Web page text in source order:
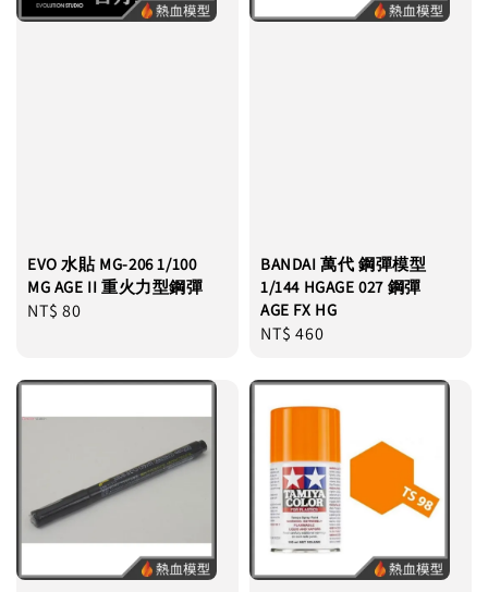
EVO 水貼 MG-206 1/100
MG AGE II 重火力型鋼彈
Regular
NT$ 80
BANDAI 萬代 鋼彈模型
1/144 HGAGE 027 鋼彈
AGE FX HG
Regular
NT$ 460